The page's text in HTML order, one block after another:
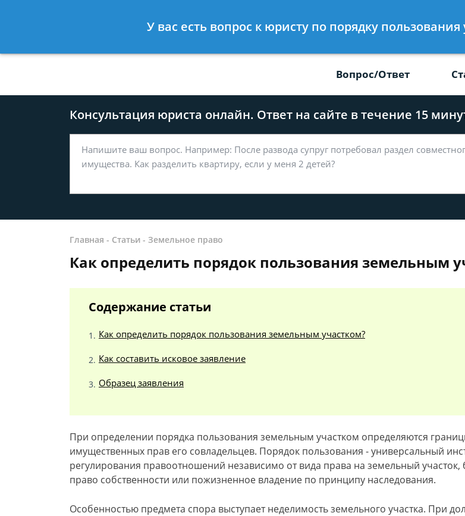
8 499-577-04-56 8 812 509-27-47
Вопрос/Ответ
Консультация юриста онлайн. Ответ на сайте в течение 15
Главная - Статьи - Земельное право
Как определить порядок пользования земельным
Содержание статьи
Как определить порядок пользования земельным участком?
Как составить исковое заявление
Образец заявления
При определении порядка пользования земельным участком определяются
имущественных прав его совладельцев. Порядок пользования - универсальный
регулирования правоотношений независимо от вида права на земельный участок,
право собственности или пожизненное владение по принципу наследования.
Особенностью предмета спора выступает неделимость земельного участка. При
У вас есть вопрос к юристу по порядку пользования